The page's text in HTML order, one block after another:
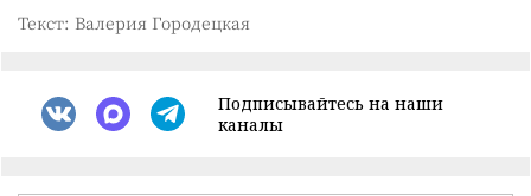
Текст: Валерия Городецкая
Подписывайтесь на наши
каналы